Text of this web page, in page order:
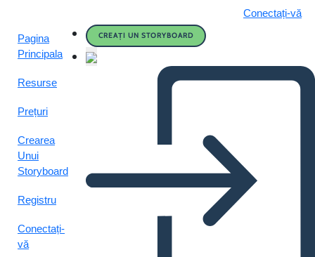
Conectați-vă
Pagina
Principala
Resurse
Prețuri
Crearea
Unui
Storyboard
Registru
Conectați-
vă
CREAȚI UN STORYBOARD